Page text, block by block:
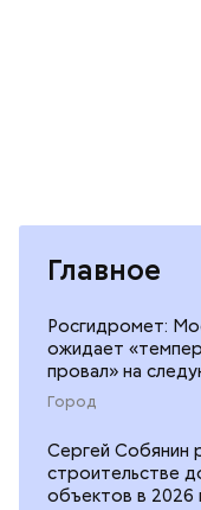
Главное
Росгидромет:
ожидает
провал» на
Город
Сергей Собянин
строительстве
объектов в 2026